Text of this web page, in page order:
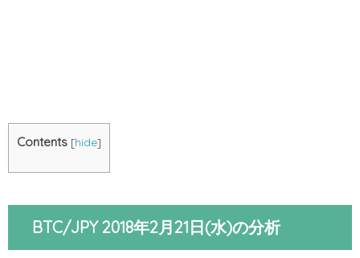
Contents [hide]
BTC/JPY 2018年2月21日(水)の分析